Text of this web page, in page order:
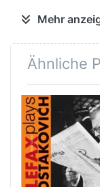
Rameaus
von einem
Botschaften in
so manchen
des Oiseaux
Adlige leicht
Dorfmädchen
Villageoise
die Etikette
Mehr
Ähnliche